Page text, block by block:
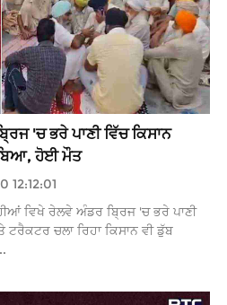
'ਚ ਭਰੇ ਪਾਣੀ ਵਿੱਚ ਕਿਸਾਨ
ਹੋਈ ਮੌਤ
12:12:01
ਵਿਖੇ ਰੇਲਵੇ ਅੰਡਰ ਬ੍ਰਿਜ 'ਚ ਭਰੇ ਪਾਣੀ
ਚਲਾ ਰਿਹਾ ਕਿਸਾਨ ਵੀ ਡੁੱਬ